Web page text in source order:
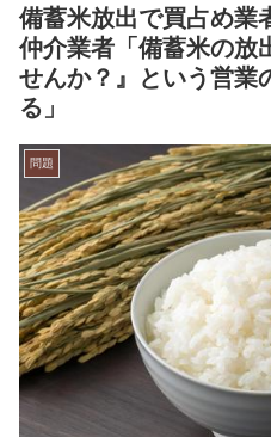
ンテナ！ NEW! (8/9 11:40)
塩ラーメンって人気ない
ンテナ！
NEW! (8/9 11:39)
【速報】村上26本 大谷26
【速報】tuki.(17)ちゃん
wwwwwwwww / NEWまと
11:36)
【議論】「宇宙の謎」と
かで繋がってるよな？ / VIP
New World Antenna
NEW!
工場勤務だけど明日から
11:04)
8割がGemini利用、
とめるZ NEW! (8/9 11:04)
【短編 ヴィクターはエイ
す】 その８０ / まとめるZ
備蓄米放出で買占め
仲介業者「備蓄米の放
せんか？』という営業
る」
問題